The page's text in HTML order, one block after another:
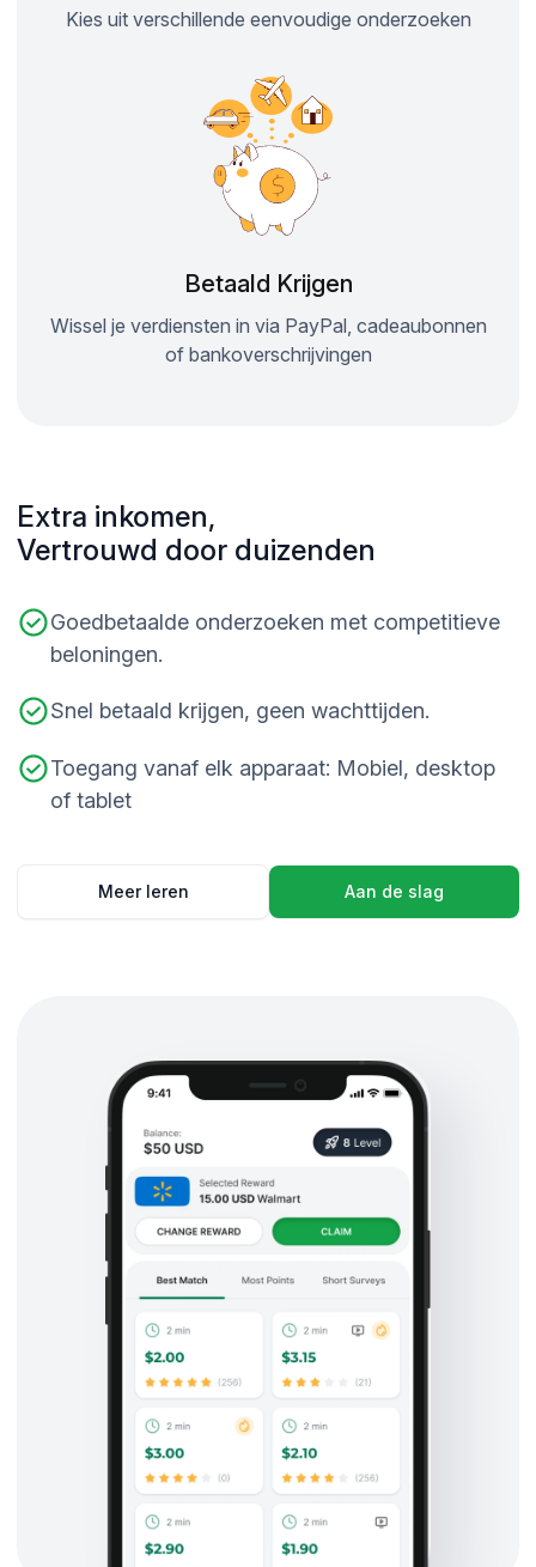
Kies uit verschillende eenvoudige onderzoeken
Betaald Krijgen
Wissel je verdiensten in via PayPal, cadeaubonnen
of bankoverschrijvingen
Extra inkomen,
Vertrouwd door duizenden
Goedbetaalde onderzoeken met competitieve
beloningen.
Snel betaald krijgen, geen wachttijden.
Toegang vanaf elk apparaat: Mobiel, desktop
of tablet
Meer leren Aan de slag